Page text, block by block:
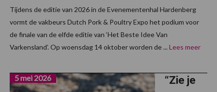
Tijdens de editie van 2026 in de Evenementenhal Hardenberg
vormt de vakbeurs Dutch Pork & Poultry Expo het podium voor
de finale van de elfde editie van ‘Het Beste Idee Van
Varkensland’. Op woensdag 14 oktober worden de ... Lees meer
“Zie je
5 mei 2026